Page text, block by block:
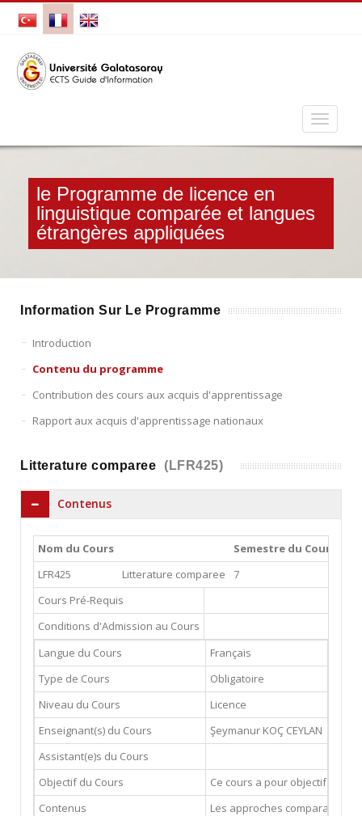
le Programme de licence en
linguistique comparée et langues
étrangères appliquées
Information Sur Le Programme
Introduction
Contenu du programme
Contribution des cours aux acquis d'apprentissage
Rapport aux acquis d'apprentissage nationaux
Litterature comparee (LFR425)
Contenus
Nom du Cours Semestre du Cours
LFR425
Litterature comparee 7
Cours Pré-Requis
Conditions d'Admission au Cours
Langue du Cours
Français
Type de Cours
Obligatoire
Niveau du Cours
Licence
Enseignant(s) du Cours
Şeymanur KOÇ CEYLAN
Assistant(e)s du Cours
Objectif du Cours
Ce cours a pour objectif de
Contenus
Les approches